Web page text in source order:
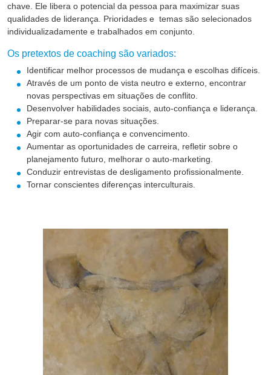
chave. Ele libera o potencial da pessoa para maximizar suas
qualidades de liderança. Prioridades e temas são selecionados
individualizadamente e trabalhados em conjunto.
Os pretextos de coaching são variados:
Identificar melhor processos de mudança e escolhas difíceis.
Através de um ponto de vista neutro e externo, encontrar
novas perspectivas em situações de conflito.
Desenvolver habilidades sociais, auto-confiança e liderança.
Preparar-se para novas situações.
Agir com auto-confiança e convencimento.
Aumentar as oportunidades de carreira, refletir sobre o
planejamento futuro, melhorar o auto-marketing.
Conduzir entrevistas de desligamento profissionalmente.
Tornar conscientes diferenças interculturais.